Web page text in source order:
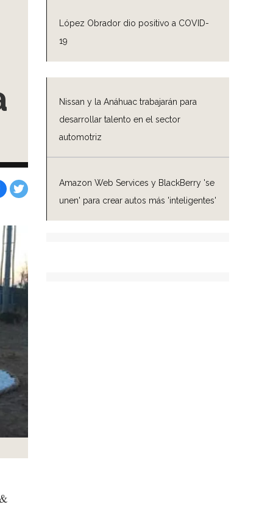
López Obrador dio positivo a COVID-
19
Nissan y la Anáhuac trabajarán para
desarrollar talento en el sector
automotriz
Amazon Web Services y BlackBerry 'se
unen' para crear autos más 'inteligentes'